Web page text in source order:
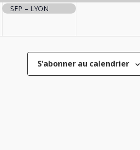
SFP – LYON
S’abonner au calendrier